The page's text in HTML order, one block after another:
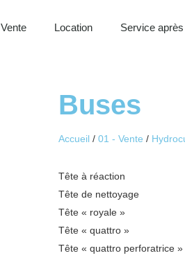
Vente Location Service
Buses
Accueil / 01 - Vente /
Tête à réaction
Tête de nettoyage
Tête « royale »
Tête « quattro »
Tête « quattro perforatrice »